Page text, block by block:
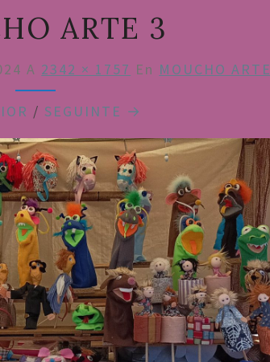
ARTE 3
A 2342 × 1757 En MOUCHO ARTE
/ SEGUINTE →